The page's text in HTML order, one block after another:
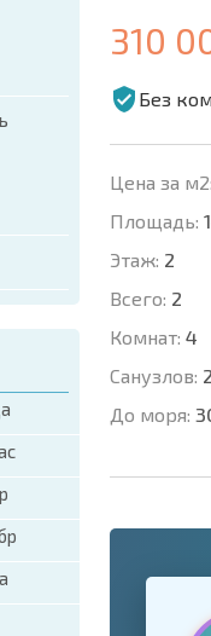
310
Без
Цена за м2:
Площадь:
Этаж: 2
Всего: 2
Комнат: 4
Санузлов: 2
До моря:
United
+1